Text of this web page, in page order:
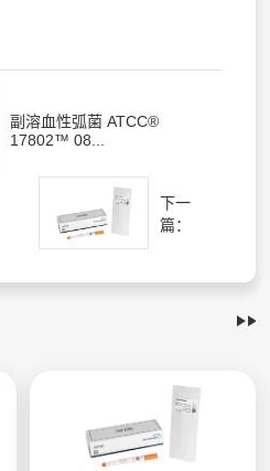
副溶血性弧菌 ATCC®
17802™ 08...
下一
篇：